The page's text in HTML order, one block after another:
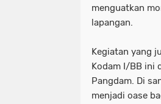
menguatkan
lapangan.
Kegiatan yang
Kodam I/BB ini
Pangdam. Di
menjadi oase